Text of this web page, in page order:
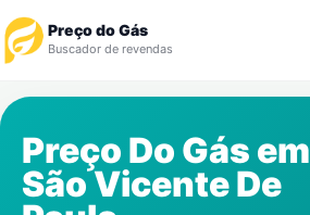
Preço do Gás
Buscador de revendas
Revendedor
Preço Do Gás em
São Vicente De